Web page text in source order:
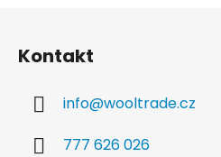
Kontakt
info@wooltrade.cz
777 626 026